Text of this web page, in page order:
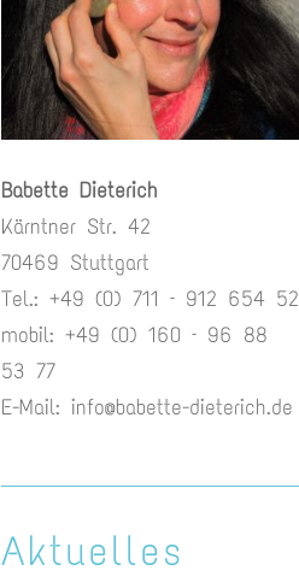
Babette Dieterich
Kärntner Str. 42
70469 Stuttgart
Tel.: +49 (0) 711 – 912 654 52
mobil: +49 (0) 160 – 96 88
53 77
E-Mail:info@babette-dieterich.de
Aktuelles